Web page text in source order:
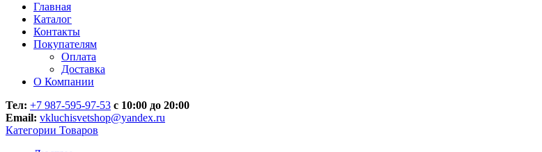
Главная
Каталог
Контакты
Покупателям
Оплата
Доставка
О Компании
Тел: +7 987-595-97-53 с 10:00 до 20:00
Email: vkluchisvetshop@yandex.ru
Категории Товаров